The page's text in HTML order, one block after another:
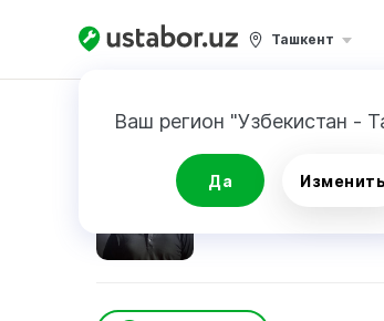
Ташкент
Ваш регион "Узбекистан -
Да Изменить
Главная Реклама и маркетинг
Melikuziev Azam